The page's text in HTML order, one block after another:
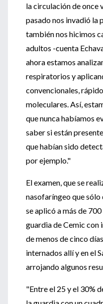
la circulación de once
pasado nos invadió la
también nos hicimos
adultos -cuenta
ahora estamos
respiratorios y
convencionales,
moleculares. Así,
que nunca habíamos
saber si están
que habían sido
por ejemplo."
El examen, que se
nasofaríngeo que sólo
se aplicó a más de
guardia de Cemic
de menos de cinco
internados allí y en el
arrojando algunos
"Entre el 25 y el 30%